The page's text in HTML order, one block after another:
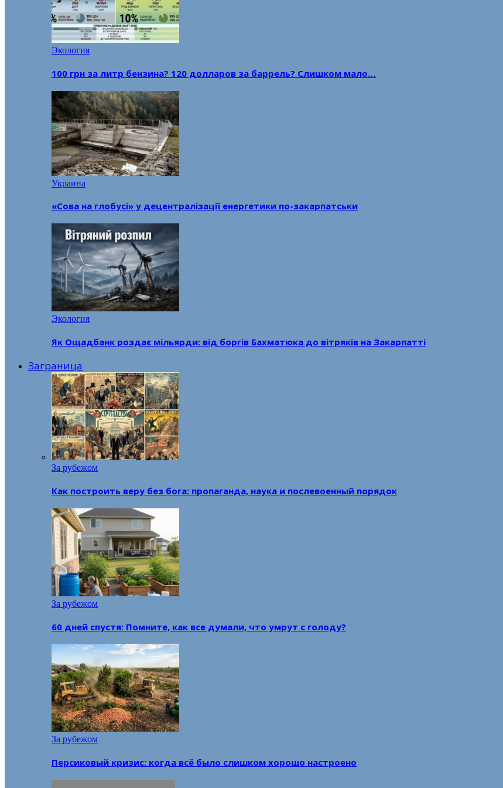
Экология
100 грн за литр бензина? 120 долларов за баррель? Слишком мало…
Украина
«Сова на глобусі» у децентралізації енергетики по-закарпатськи
Экология
Як Ощадбанк роздає мільярди: від боргів Бахматюка до вітряків на Закарпатті
Заграница
За рубежом
Как построить веру без бога: пропаганда, наука и послевоенный порядок
За рубежом
60 дней спустя: Помните, как все думали, что умрут с голоду?
За рубежом
Персиковый кризис: когда всё было слишком хорошо настроено